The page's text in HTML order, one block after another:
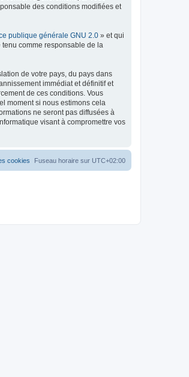
des conditions modifiées et
publique générale GNU 2.0 » et qui
comme responsable de la
de votre pays, du pays dans
immédiat et définitif et
de ces conditions. Vous
moment si nous estimons cela
ne seront pas diffusées à
visant à compromettre vos
Fuseau horaire sur UTC+02:00
cookies